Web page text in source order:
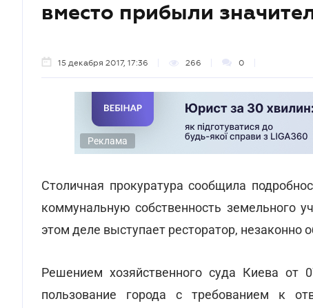
вместо прибыли
15 декабря 2017, 17:36 266 0
Реклама
Столичная прокуратура сообщила
коммунальную собственность земельного
этом деле выступает ресторатор, незаконно
Решением хозяйственного суда Киева от
пользование города с требованием к